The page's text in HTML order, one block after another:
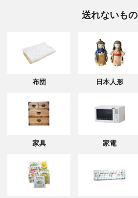
送れないもの
布団 日本人形
家具 家電